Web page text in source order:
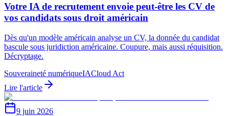
Votre IA de recrutement envoie peut-être les CV de
vos candidats sous droit américain
Dès qu'un modèle américain analyse un CV, la donnée du candidat
bascule sous juridiction américaine. Coupure, mais aussi réquisition.
Décryptage.
Souveraineté numériqueIACloud Act
Lire l'article
9 juin 2026